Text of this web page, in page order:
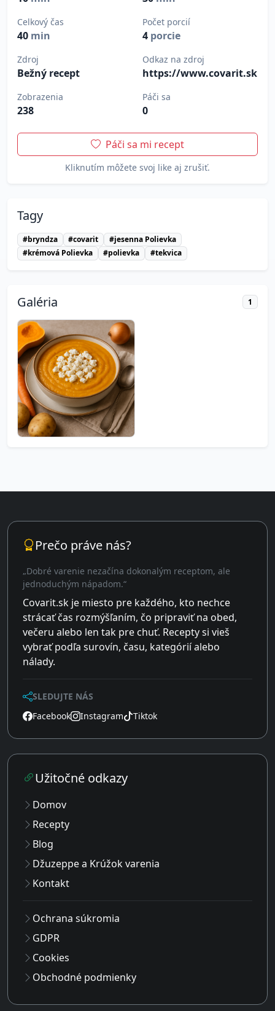
Celkový čas
40 min
Počet porcií
4 porcie
Zdroj
Bežný recept
Odkaz na zdroj
https://www.covarit.sk
Zobrazenia
238
Páči sa
0
Páči sa mi recept
Kliknutím môžete svoj like aj zrušiť.
Tagy
#bryndza #covarit
#jesenna Polievka
#krémová Polievka
#polievka #tekvica
Galéria 1
Prečo práve nás?
„Dobré varenie nezačína dokonalým receptom, ale
jednoduchým nápadom.“
Covarit.sk je miesto pre každého, kto nechce
strácať čas rozmýšľaním, čo pripraviť na obed,
večeru alebo len tak pre chuť. Recepty si vieš
vybrať podľa surovín, času, kategórií alebo
nálady.
SLEDUJTE NÁS
Facebook
Instagram Tiktok
Užitočné odkazy
Domov
Recepty
Blog
Džuzeppe a Krúžok varenia
Kontakt
Ochrana súkromia
GDPR
Cookies
Obchodné podmienky